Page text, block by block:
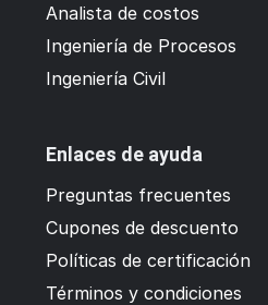
Analista de costos
Ingeniería de Procesos
Ingeniería Civil
Enlaces de ayuda
Preguntas frecuentes
Cupones de descuento
Políticas de certificación
Términos y condiciones